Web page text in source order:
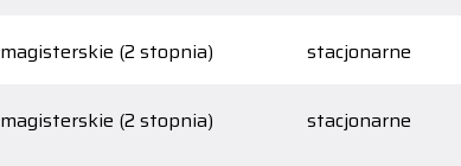
magisterskie (2 stopnia) stacjonarne
magisterskie (2 stopnia) stacjonarne